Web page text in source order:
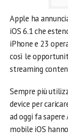
Apple ha
iOS 6.1 che
iPhone e 23
così le
streaming
Sempre più
device per
ad oggi fa
mobile iOS